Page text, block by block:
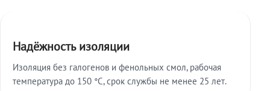
Надёжность изоляции
Изоляция без галогенов и фенольных смол, рабочая
температура до 150 °C, срок службы не менее 25 лет.